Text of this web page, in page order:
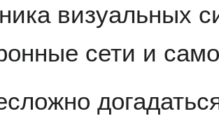
визуальных
сети и